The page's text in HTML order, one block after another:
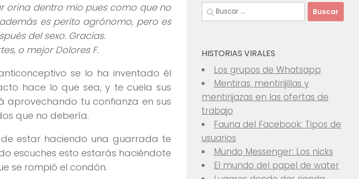
orina dentro mío pues como que no
es perito agrónomo, pero es
del sexo. Gracias.
o mejor Dolores F.
se lo ha inventado él
hace lo que sea, y te cuela sus
aprovechando tu confianza en sus
que no debería.
estar haciendo una guarrada te
escuches esto estarás haciéndote
se rompió el condón.
Buscar:
HISTORIAS VIRALES
Los grupos de Whatsapp
Mentiras, mentirijillas y
mentirijazas en las ofertas de
trabajo
Fauna del Facebook: Tipos de
usuarios
Mundo Messenger: Los nicks
El mundo del papel de water